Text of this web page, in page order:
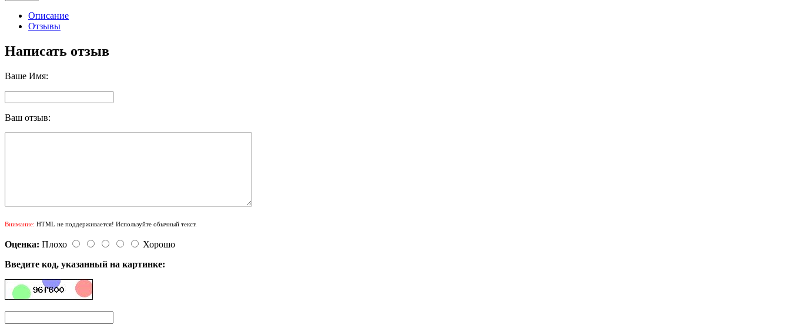
Описание
Отзывы
Написать отзыв
Ваше Имя:
Ваш отзыв:
Внимание: HTML не поддерживается! Используйте обычный текст.
Оценка: Плохо
Хорошо
Введите код, указанный на картинке: